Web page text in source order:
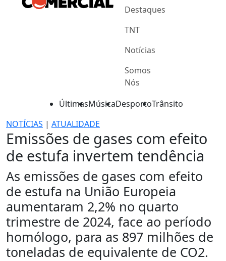
Destaques
TNT
Notícias
Somos
Nós
ÚltimasMúsicaDesportoTrânsito
NOTÍCIAS | ATUALIDADE
Emissões de gases com efeito
de estufa invertem tendência
As emissões de gases com efeito
de estufa na União Europeia
aumentaram 2,2% no quarto
trimestre de 2024, face ao período
homólogo, para as 897 milhões de
toneladas de equivalente de CO2.